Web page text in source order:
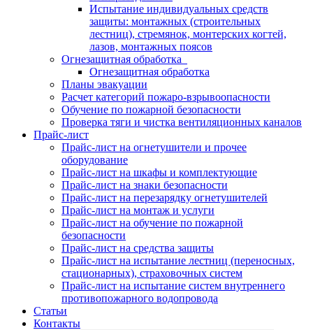
Испытание индивидуальных средств
защиты: монтажных (строительных
лестниц), стремянок, монтерских когтей,
лазов, монтажных поясов
Огнезащитная обработка
Огнезащитная обработка
Планы эвакуации
Расчет категорий пожаро-взрывоопасности
Обучение по пожарной безопасности
Проверка тяги и чистка вентиляционных каналов
Прайс-лист
Прайс-лист на огнетушители и прочее
оборудование
Прайс-лист на шкафы и комплектующие
Прайс-лист на знаки безопасности
Прайс-лист на перезарядку огнетушителей
Прайс-лист на монтаж и услуги
Прайс-лист на обучение по пожарной
безопасности
Прайс-лист на средства защиты
Прайс-лист на испытание лестниц (переносных,
стационарных), страховочных систем
Прайс-лист на испытание систем внутреннего
противопожарного водопровода
Статьи
Контакты